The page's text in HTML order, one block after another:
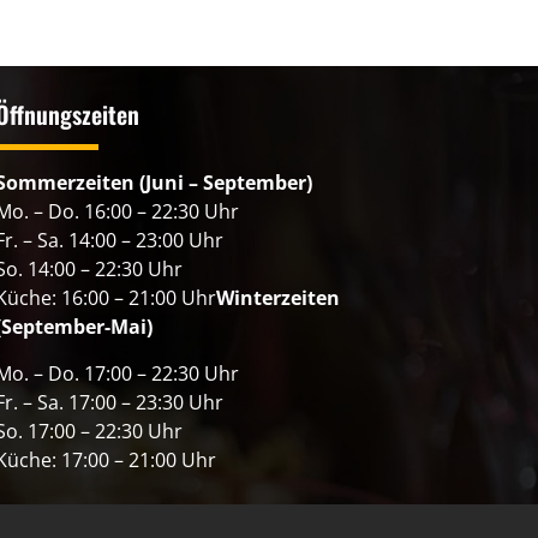
(Juni – September)
– Do. 16:00 – 22:30 Uhr
– Sa. 14:00 – 23:00 Uhr
14:00 – 22:30 Uhr
16:00 – 21:00 UhrWinterzeiten
Mai)
– Do. 17:00 – 22:30 Uhr
– Sa. 17:00 – 23:30 Uhr
17:00 – 22:30 Uhr
17:00 – 21:00 Uhr